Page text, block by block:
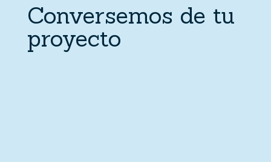
Conversemos de tu
proyecto